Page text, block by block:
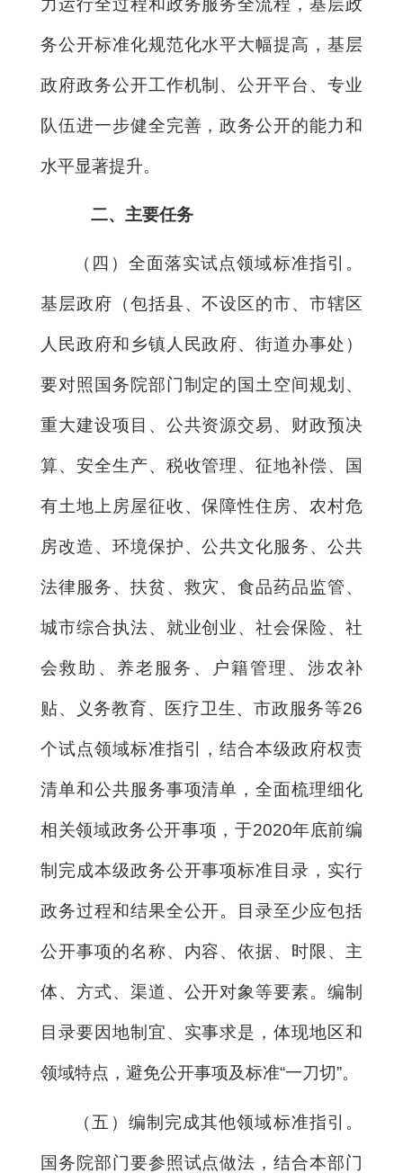
务公开标准化规范化水平大幅提高，基层
政府政务公开工作机制、公开平台、专业
队伍进一步健全完善，政务公开的能力和
水平显著提升。
二、主要任务
（四）全面落实试点领域标准指引。
基层政府（包括县、不设区的市、市辖区
人民政府和乡镇人民政府、街道办事处）
要对照国务院部门制定的国土空间规划、
重大建设项目、公共资源交易、财政预决
算、安全生产、税收管理、征地补偿、国
有土地上房屋征收、保障性住房、农村危
房改造、环境保护、公共文化服务、公共
法律服务、扶贫、救灾、食品药品监管、
城市综合执法、就业创业、社会保险、社
会救助、养老服务、户籍管理、涉农补
贴、义务教育、医疗卫生、市政服务等26
个试点领域标准指引，结合本级政府权责
清单和公共服务事项清单，全面梳理细化
相关领域政务公开事项，于2020年底前编
制完成本级政务公开事项标准目录，实行
政务过程和结果全公开。目录至少应包括
公开事项的名称、内容、依据、时限、主
体、方式、渠道、公开对象等要素。编制
目录要因地制宜、实事求是，体现地区和
领域特点，避免公开事项及标准“一刀切”。
（五）编制完成其他领域标准指引。
国务院部门要参照试点做法，结合本部门